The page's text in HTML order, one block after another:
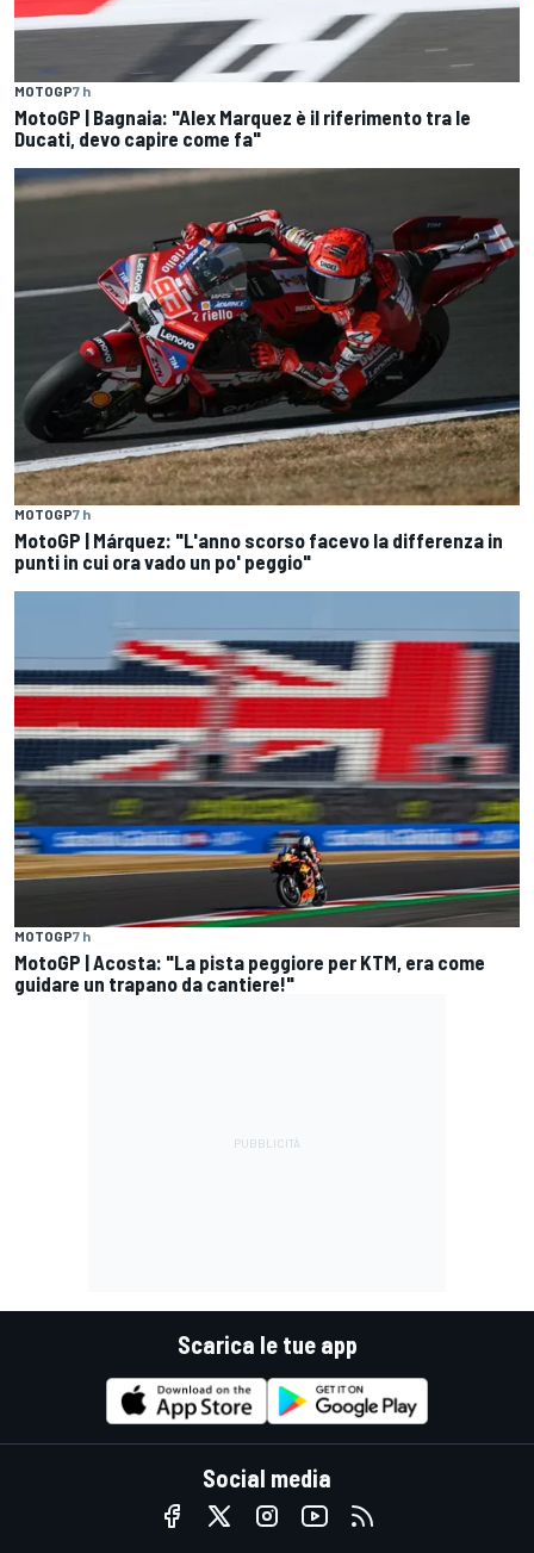
MOTOGP7 h
MotoGP | Bagnaia: "Alex Marquez è il riferimento tra le
Ducati, devo capire come fa"
MOTOGP7 h
MotoGP | Márquez: "L'anno scorso facevo la differenza in
punti in cui ora vado un po' peggio"
MOTOGP7 h
MotoGP | Acosta: "La pista peggiore per KTM, era come
guidare un trapano da cantiere!"
Scarica le tue app
Social media